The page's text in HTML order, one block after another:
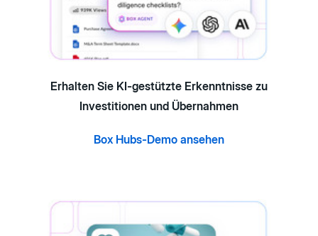
Erhalten Sie KI-gestützte Erkenntnisse zu
Investitionen und Übernahmen
Box Hubs-Demo ansehen